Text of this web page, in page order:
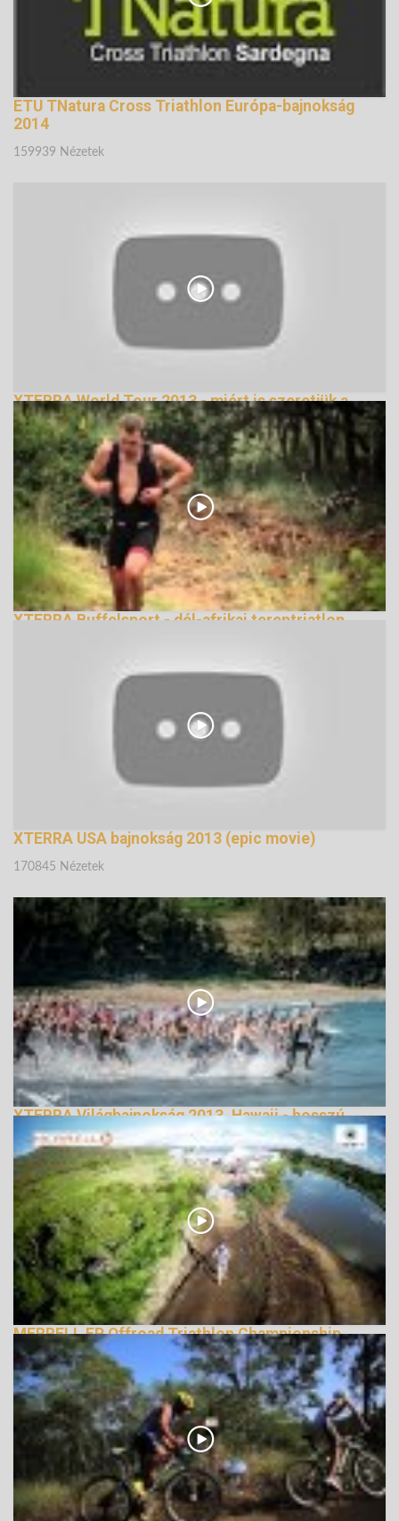
ETU TNatura Cross Triathlon Európa-bajnokság
2014
159939 Nézetek
XTERRA World Tour 2013 - miért is szeretjük a
tereptriatlont
155545 Nézetek
XTERRA Buffelsport - dél-afrikai tereptriatlon
XTERRA USA bajnokság 2013 (epic movie)
170845 Nézetek
XTERRA Világbajnokság 2013, Hawaii - hosszú
verzió
168437 Nézetek
MERRELL EP Offroad Triathlon Championship
2013
146645 Nézetek